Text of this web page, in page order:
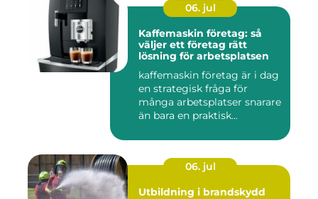
06. jul
Kaffemaskin företag: så
väljer ett företag rätt
lösning för arbetsplatsen
kaffemaskin företag är i dag
en strategisk fråga för
många arbetsplatser snarare
än bara en praktisk...
06. jul
Utbildning i brandskydd